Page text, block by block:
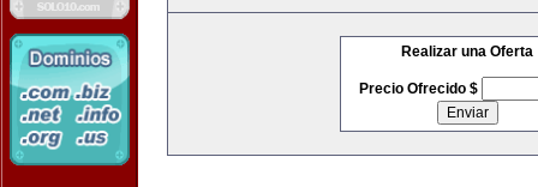
Realizar una Oferta
Precio Ofrecido $